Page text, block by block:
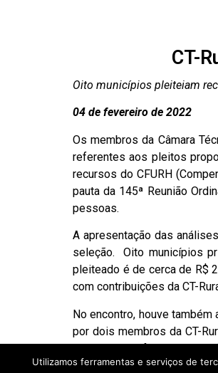
CT-
Oito municípios pleiteiam
04 de fevereiro de 2022
Os membros da Câmara
referentes aos pleitos
recursos do CFURH
pauta da 145ª Reunião
pessoas.
A apresentação das
seleção. Oito municípios
pleiteado é de cerca de R$
com contribuições da CT-
No encontro, houve
por dois membros da CT-
da Silva, que falou sobre o
sobre “atualizações e
Utilizamos ferramentas e serviços de